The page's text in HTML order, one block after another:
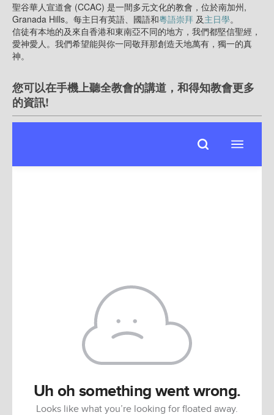
聖谷華人宣道會 (CCAC) 是一間多元文化的教會，位於南加州,
Granada Hills。每主日有英語、國語和粵語崇拜 及主日學。
信徒有本地的及來自香港和東南亞不同的地方，我們都堅信聖經，
愛神愛人。我們希望能與你一同敬拜那創造天地萬有，獨一的真
神。
您可以在手機上聽全教會的講道，和得知教會更多
的資訊!